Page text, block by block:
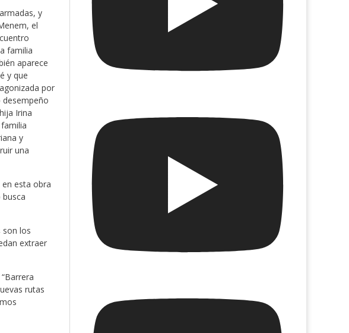
y
el
familia
aparece
y que
por
Irina
y
una
esta obra
son los
extraer
rutas